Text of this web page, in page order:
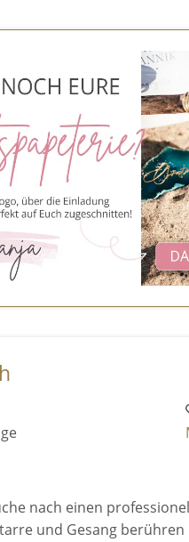
nach einen
und Gesang berühren